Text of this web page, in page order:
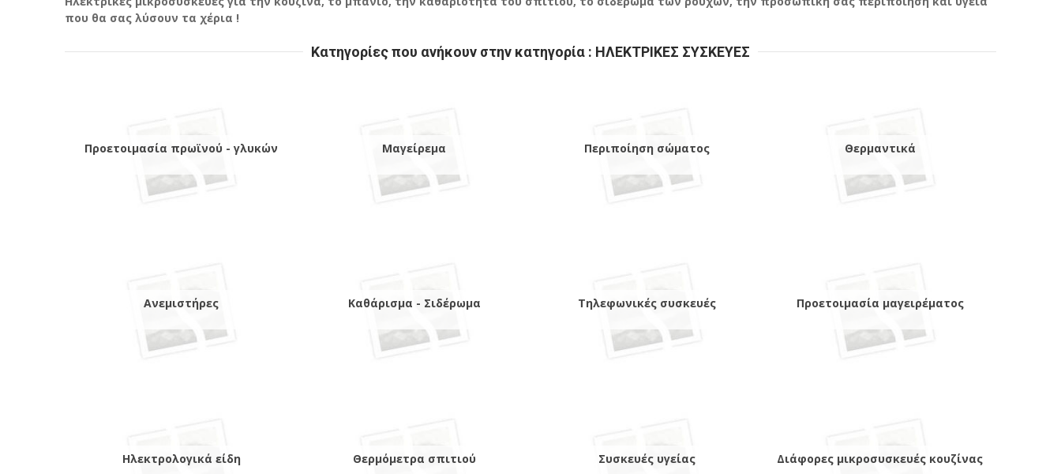
που θα σας λύσουν τα χέρια !
Κατηγορίες που ανήκουν στην κατηγορία : ΗΛΕΚΤΡΙΚΕΣ ΣΥΣΚΕΥΕΣ
Προετοιμασία πρωϊνού - γλυκών Μαγείρεμα Περιποίηση σώματος Θερμαντικά
Ανεμιστήρες Καθάρισμα - Σιδέρωμα Τηλεφωνικές συσκευές Προετοιμασία μαγειρέματος
Ηλεκτρολογικά είδη Θερμόμετρα σπιτιού Συσκευές υγείας Διάφορες μικροσυσκευές κουζίνας